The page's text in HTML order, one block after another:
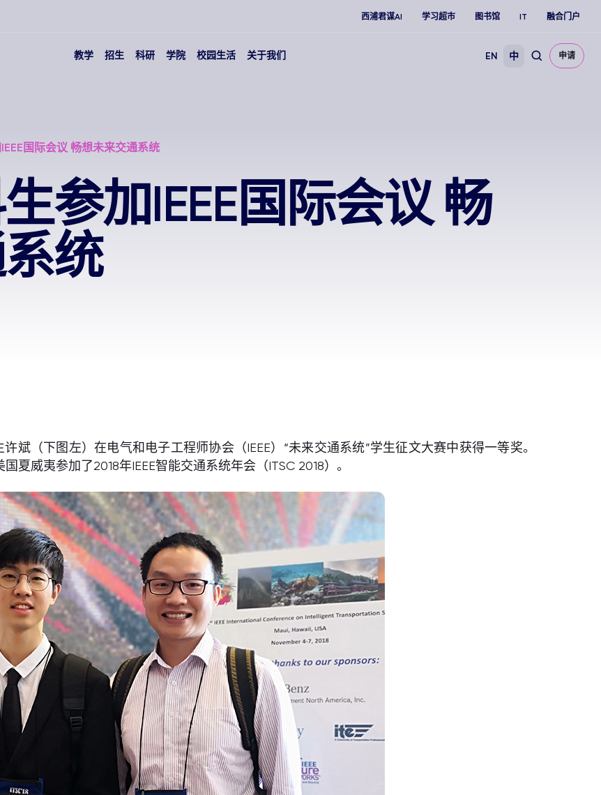
西浦君谋AI 学习超市 图书馆 IT 融合门户
教学 招生 科研 学院 校园生活 关于我们 EN 中 申请
国际会议 畅想未来交通系统
参加IEEE国际会议 畅
统
许斌（下图左）在电气和电子工程师协会（IEEE）“未来交通系统”学生征文大赛中获得一等奖。
夏威夷参加了2018年IEEE智能交通系统年会（ITSC 2018）。